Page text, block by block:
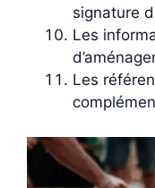
signature
Les
Les